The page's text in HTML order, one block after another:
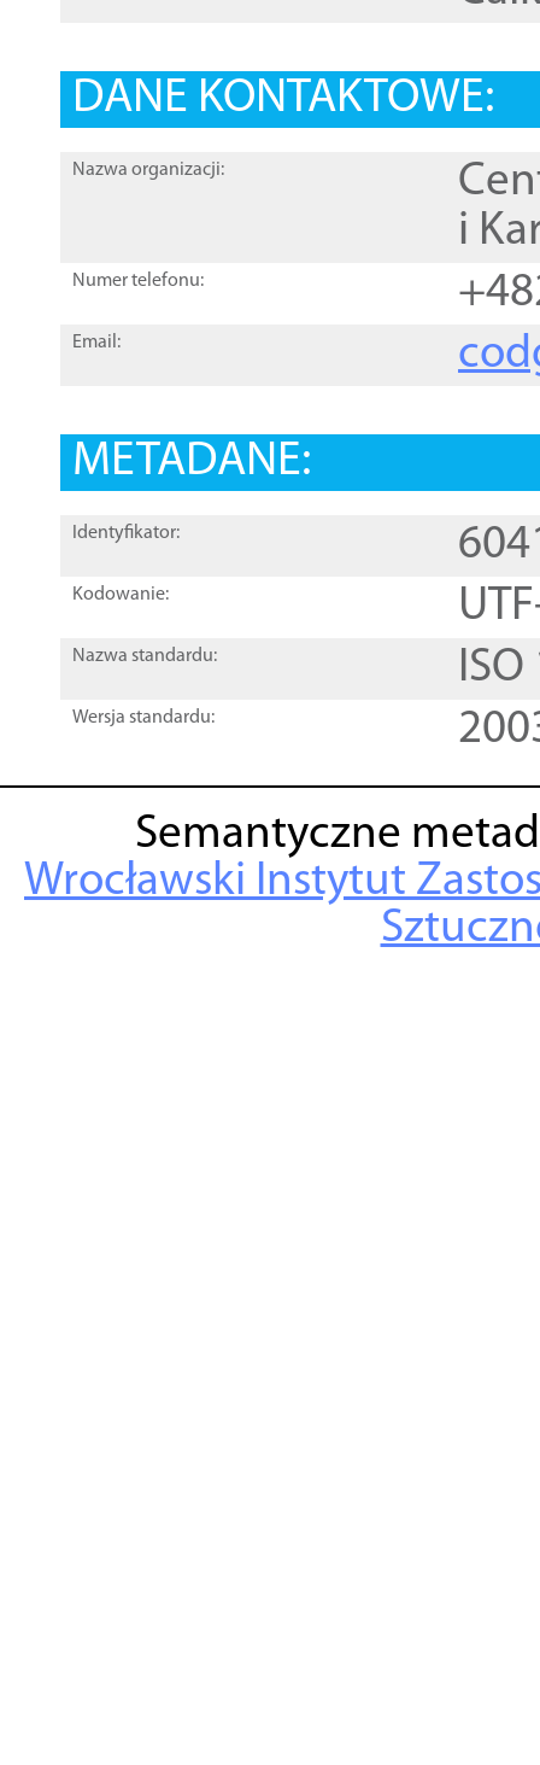
DANE KONTAKTOWE:
Nazwa organizacji:
i
Numer telefonu:
Email:
METADANE:
Identyfikator:
Kodowanie:
Nazwa standardu:
Wersja standardu:
Semantyczne
Wrocławski Instytut